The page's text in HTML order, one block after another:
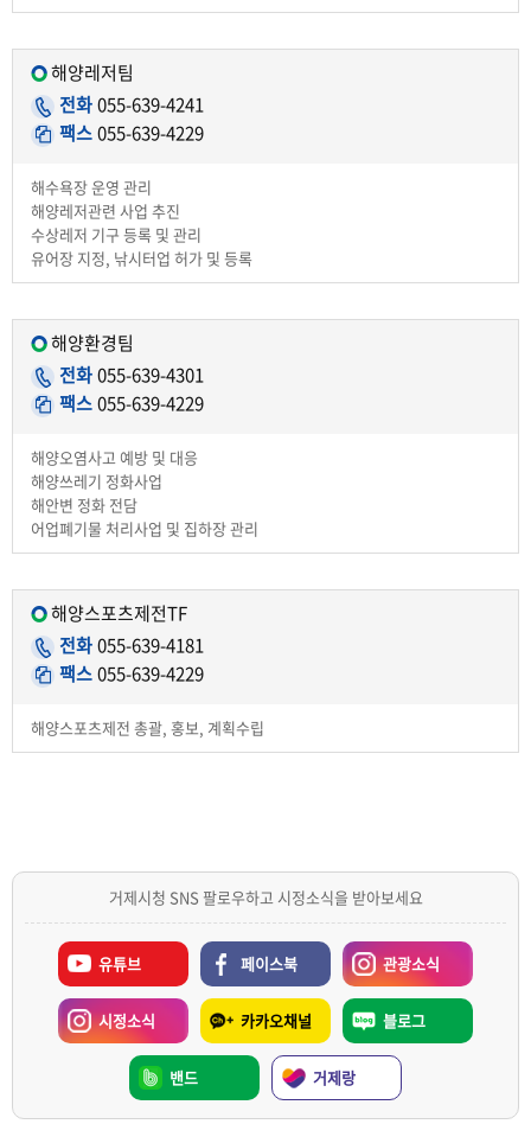
해양레저팀
전화055-639-4241
팩스055-639-4229
해수욕장 운영 관리
해양레저관련 사업 추진
수상레저 기구 등록 및 관리
유어장 지정, 낚시터업 허가 및 등록
해양환경팀
전화055-639-4301
팩스055-639-4229
해양오염사고 예방 및 대응
해양쓰레기 정화사업
해안변 정화 전담
어업폐기물 처리사업 및 집하장 관리
해양스포츠제전TF
전화055-639-4181
팩스055-639-4229
해양스포츠제전 총괄, 홍보, 계획수립
거제시청 SNS 팔로우하고 시정소식을 받아보세요
유튜브 페이스북 관광소식
시정소식 카카오채널 블로그
밴드 거제랑